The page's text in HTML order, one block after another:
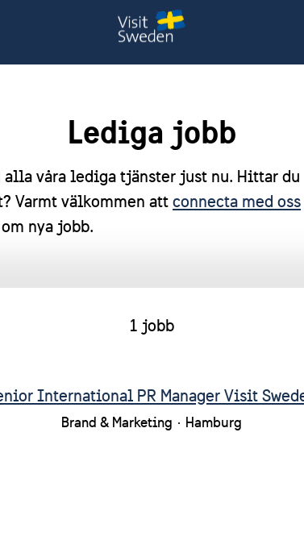
Lediga jobb
alla våra lediga tjänster just nu. Hittar du
Varmt välkommen attconnecta med oss
nya jobb.
1 jobb
International PR Manager Visit
Brand & Marketing · Hamburg